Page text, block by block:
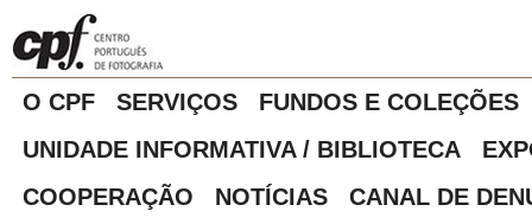
O CPF SERVIÇOS
FUNDOS E COLEÇÕES
UNIDADE INFORMATIVA / BIBLIOTECA
COOPERAÇÃO
NOTÍCIAS CANAL DE